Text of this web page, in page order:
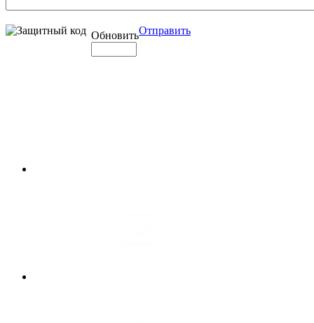
ОбновитьОтправить